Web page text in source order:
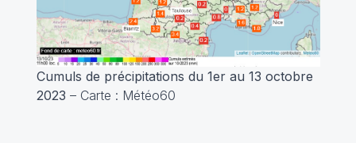
Cumuls de précipitations du 1er au 13 octobre
2023 – Carte : Météo60